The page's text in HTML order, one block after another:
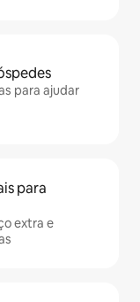
para ajudar
para
extra e